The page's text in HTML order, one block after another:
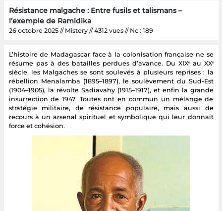
Résistance malgache : Entre fusils et talismans –
l’exemple de Ramidika
26 octobre 2025 // Mistery // 4312 vues // Nc : 189
L’histoire de Madagascar face à la colonisation française ne se
résume pas à des batailles perdues d’avance. Du XIXᵉ au XXᵉ
siècle, les Malgaches se sont soulevés à plusieurs reprises : la
rébellion Menalamba (1895–1897), le soulèvement du Sud-Est
(1904–1905), la révolte Sadiavahy (1915–1917), et enfin la grande
insurrection de 1947. Toutes ont en commun un mélange de
stratégie militaire, de résistance populaire, mais aussi de
recours à un arsenal spirituel et symbolique qui leur donnait
force et cohésion.